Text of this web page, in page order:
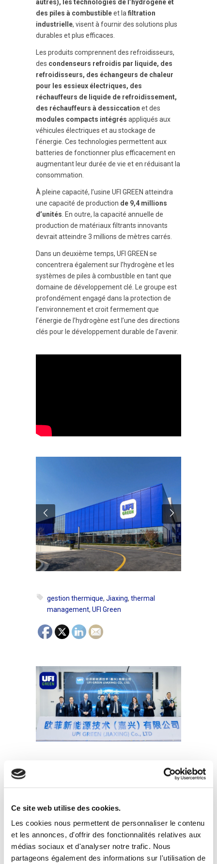
Ce site web utilise des cookies.
Les cookies nous permettent de personnaliser le contenu
et les annonces, d'offrir des fonctionnalités relatives aux
médias sociaux et d'analyser notre trafic. Nous
partageons également des informations sur l'utilisation de
autres), les technologies de l’hydrogène et
des piles à combustibleet lafiltration
industrielle, visent à fournir des solutions plus
durables et plus efficaces.
Les produits comprennent des refroidisseurs,
des condenseurs refroidis par liquide, des
refroidisseurs, des échangeurs de chaleur
pour les essieux électriques, des
réchauffeurs de liquide de refroidissement,
des réchauffeurs à dessiccation et des
modules compacts intégrés appliqués aux
véhicules électriques et au stockage de
l’énergie. Ces technologies permettent aux
batteries de fonctionner plus efficacement en
augmentant leur durée de vie et en réduisant la
consommation.
À pleine capacité, l’usine UFI GREEN atteindra
une capacité de production de 9,4 millions
d’unités. En outre, la capacité annuelle de
production de matériaux filtrants innovants
devrait atteindre 3 millions de mètres carrés.
Dans un deuxième temps, UFI GREEN se
concentrera également sur l’hydrogène et les
systèmes de piles à combustible en tant que
domaine de développement clé. Le groupe est
profondément engagé dans la protection de
l’environnement et croit fermement que
l’énergie de l’hydrogène est l’une des directions
clés pour le développement durable de l’avenir.
Nouvelles